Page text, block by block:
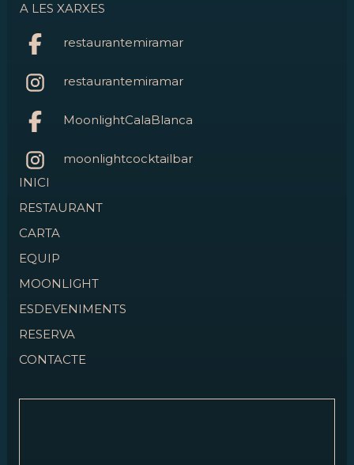
A LES XARXES
restaurantemiramar
restaurantemiramar
MoonlightCalaBlanca
moonlightcocktailbar
INICI
RESTAURANT
CARTA
EQUIP
MOONLIGHT
ESDEVENIMENTS
RESERVA
CONTACTE